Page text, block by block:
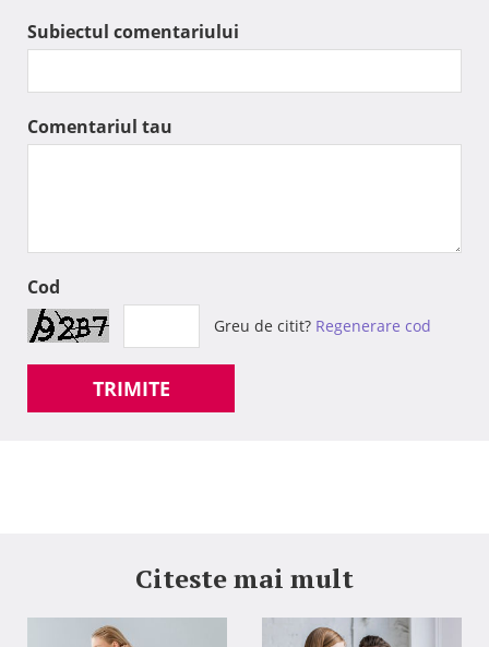
Subiectul comentariului
Comentariul tau
Cod
Greu de citit? Regenerare cod
TRIMITE
Citeste mai mult